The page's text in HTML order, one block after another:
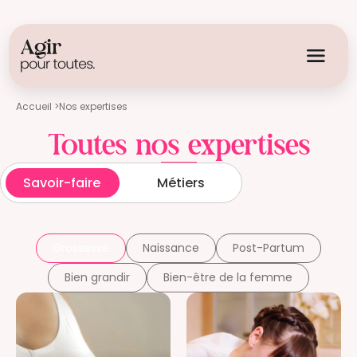
Accueil >Nos expertises
Toutes nos expertises
Savoir-faire Métiers
Naissance
Post-Partum
Bien grandir
Bien-être de la femme